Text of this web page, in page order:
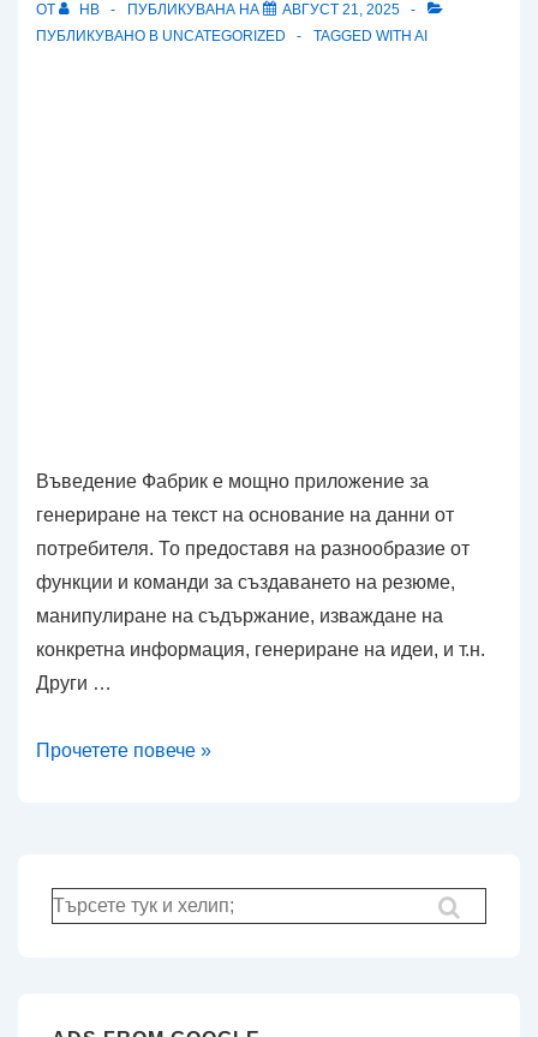
ОТ HB ПУБЛИКУВАНА НА
АВГУСТ 21, 2025
ПУБЛИКУВАНО В UNCATEGORIZED TAGGED WITH AI
Въведение Фабрик е мощно приложение за
генериране на текст на основание на данни от
потребителя. То предоставя на разнообразие от
функции и команди за създаването на резюме,
манипулиране на съдържание, изваждане на
конкретна информация, генериране на идеи, и т.н.
Други …
Fabric:
за
модерна
Прочетете повече »
Търсене
за: